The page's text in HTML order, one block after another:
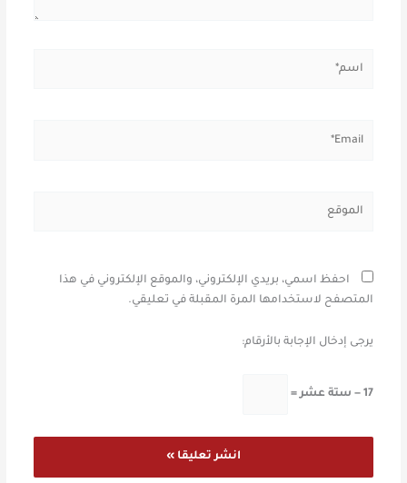
احفظ اسمي، بريدي الإلكتروني، والموقع الإلكتروني في هذا
المتصفح لاستخدامها المرة المقبلة في تعليقي.
يرجى إدخال الإجابة بالأرقام:
17 − ستة عشر =